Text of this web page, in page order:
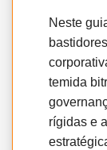
Neste
temida
rígidas e